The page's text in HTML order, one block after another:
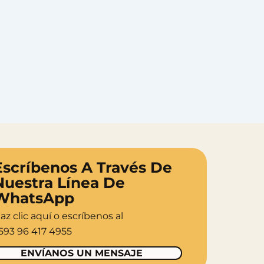
A Través De
Línea De
clic aquí o escríbenos al
96 417 4955
ENVÍANOS UN MENSAJE